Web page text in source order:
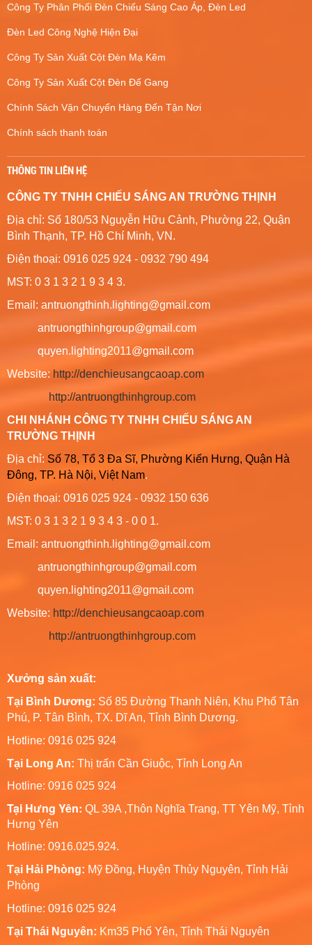
Công Ty Phân Phối Đèn Chiếu Sáng Cao Áp, Đèn Led
Đèn Led Công Nghệ Hiện Đại
Công Ty Sản Xuất Cột Đèn Mạ Kẽm
Công Ty Sản Xuất Cột Đèn Đế Gang
Chính Sách Vận Chuyển Hàng Đến Tận Nơi
Chính sách thanh toán
THÔNG TIN LIÊN HỆ
CÔNG TY TNHH CHIẾU SÁNG AN TRƯỜNG THỊNH
Địa chỉ: Số 180/53 Nguyễn Hữu Cảnh, Phường 22, Quận
Bình Thạnh, TP. Hồ Chí Minh, VN.
Điện thoại: 0916 025 924 - 0932 790 494
MST: 0 3 1 3 2 1 9 3 4 3.
Email: antruongthinh.lighting@gmail.com
antruongthinhgroup@gmail.com
quyen.lighting2011@gmail.com
Website: http://denchieusangcaoap.com
http://antruongthinhgroup.com
CHI NHÁNH CÔNG TY TNHH CHIẾU SÁNG AN
TRƯỜNG THỊNH
Địa chỉ: Số 78, Tổ 3 Đa Sĩ, Phường Kiến Hưng, Quận Hà
Đông, TP. Hà Nội, Việt Nam.
Điện thoại: 0916 025 924 - 0932 150 636
MST: 0 3 1 3 2 1 9 3 4 3 - 0 0 1.
Email: antruongthinh.lighting@gmail.com
antruongthinhgroup@gmail.com
quyen.lighting2011@gmail.com
Website: http://denchieusangcaoap.com
http://antruongthinhgroup.com
Xưởng sản xuất:
Tại Bình Dương: Số 85 Đường Thanh Niên, Khu Phố Tân
Phú, P. Tân Bình, TX. Dĩ An, Tỉnh Bình Dương.
Hotline: 0916 025 924
Tại Long An: Thị trấn Cần Giuộc, Tỉnh Long An
Hotline: 0916 025 924
Tại Hưng Yên: QL 39A ,Thôn Nghĩa Trang, TT Yên Mỹ, Tỉnh
Hưng Yên
Hotline: 0916.025.924.
Tại Hải Phòng: Mỹ Đồng, Huyện Thủy Nguyên, Tỉnh Hải
Phòng
Hotline: 0916 025 924
Tại Thái Nguyên: Km35 Phổ Yên, Tỉnh Thái Nguyên